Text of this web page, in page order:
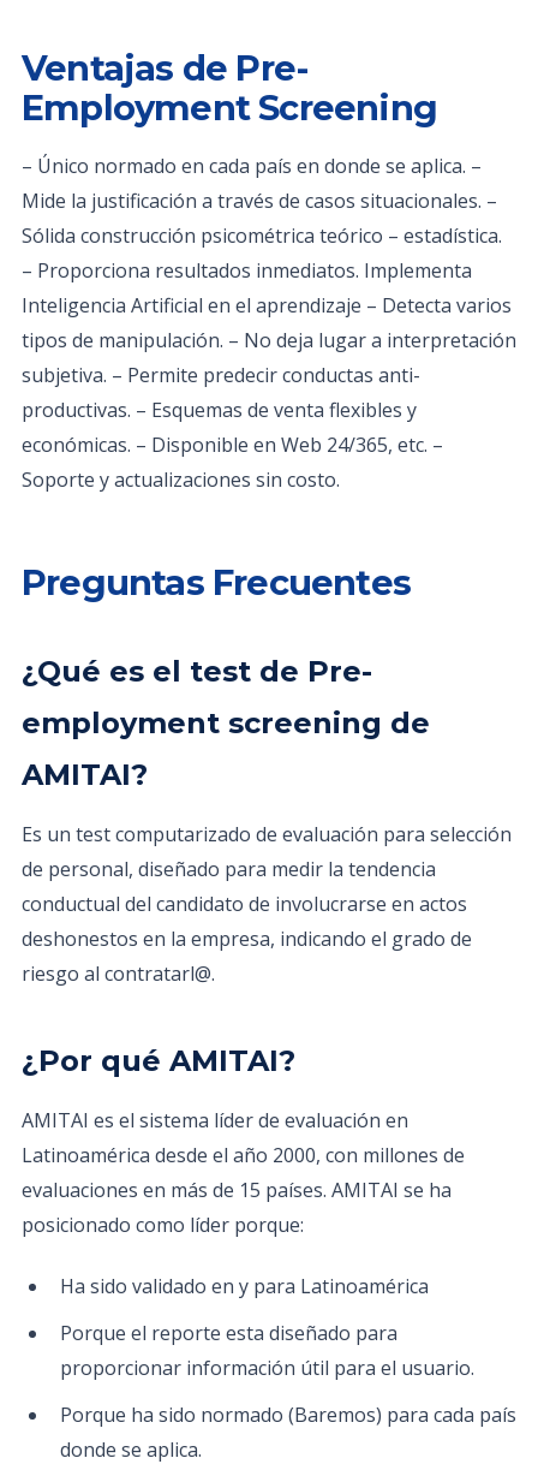
Ventajas de Pre-
Employment Screening
– Único normado en cada país en donde se aplica. –
Mide la justificación a través de casos situacionales. –
Sólida construcción psicométrica teórico – estadística.
– Proporciona resultados inmediatos. Implementa
Inteligencia Artificial en el aprendizaje – Detecta varios
tipos de manipulación. – No deja lugar a interpretación
subjetiva. – Permite predecir conductas anti-
productivas. – Esquemas de venta flexibles y
económicas. – Disponible en Web 24/365, etc. –
Soporte y actualizaciones sin costo.
Preguntas Frecuentes
¿Qué es el test de Pre-
employment screening de
AMITAI?
Es un test computarizado de evaluación para selección
de personal, diseñado para medir la tendencia
conductual del candidato de involucrarse en actos
deshonestos en la empresa, indicando el grado de
riesgo al contratarl@.
¿Por qué AMITAI?
AMITAI es el sistema líder de evaluación en
Latinoamérica desde el año 2000, con millones de
evaluaciones en más de 15 países. AMITAI se ha
posicionado como líder porque:
Ha sido validado en y para Latinoamérica
Porque el reporte esta diseñado para
proporcionar información útil para el usuario.
Porque ha sido normado (Baremos) para cada país
donde se aplica.